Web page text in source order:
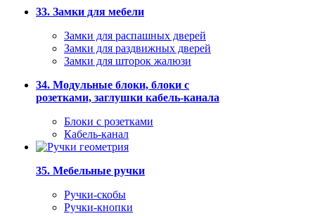
33. Замки для мебели
Замки для распашных дверей
Замки для раздвижных дверей
Замки для шторок жалюзи
34. Модульные блоки, блоки с
розетками, заглушки кабель-канала
Блоки с розетками
Кабель-канал
35. Мебельные ручки
Ручки-скобы
Ручки-кнопки